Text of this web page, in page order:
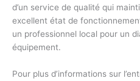
d’un service de qualité qui
excellent état de
un professionnel local pour un
équipement.
Pour plus d’informations sur